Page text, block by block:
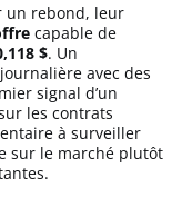
un rebond, leur
capable de
$. Un
avec des
signal d’un
les contrats
à surveiller
sur le marché plutôt